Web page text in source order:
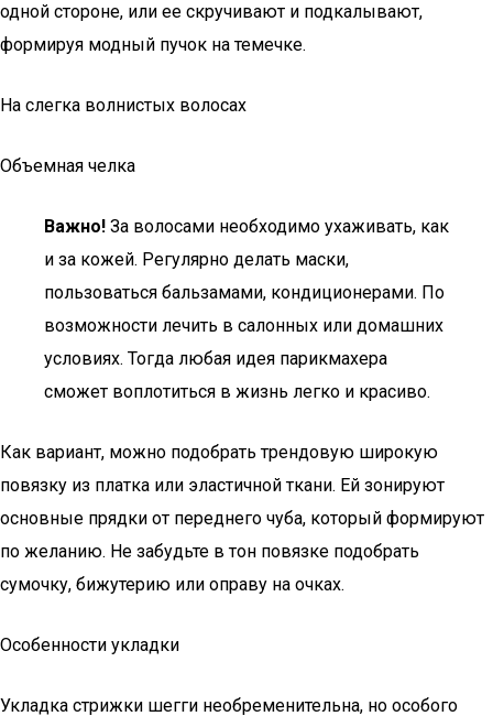
одной стороне, или ее скручивают и подкалывают,
формируя модный пучок на темечке.
На слегка волнистых волосах
Объемная челка
Важно! За волосами необходимо ухаживать, как
и за кожей. Регулярно делать маски,
пользоваться бальзамами, кондиционерами. По
возможности лечить в салонных или домашних
условиях. Тогда любая идея парикмахера
сможет воплотиться в жизнь легко и красиво.
Как вариант, можно подобрать трендовую широкую
повязку из платка или эластичной ткани. Ей зонируют
основные прядки от переднего чуба, который формируют
по желанию. Не забудьте в тон повязке подобрать
сумочку, бижутерию или оправу на очках.
Особенности укладки
Укладка стрижки шегги необременительна, но особого